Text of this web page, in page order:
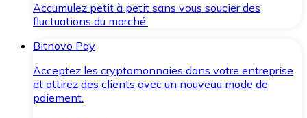
Accumulez petit à petit sans vous soucier des
fluctuations du marché.
Bitnovo Pay
Acceptez les cryptomonnaies dans votre entreprise
et attirez des clients avec un nouveau mode de
paiement.